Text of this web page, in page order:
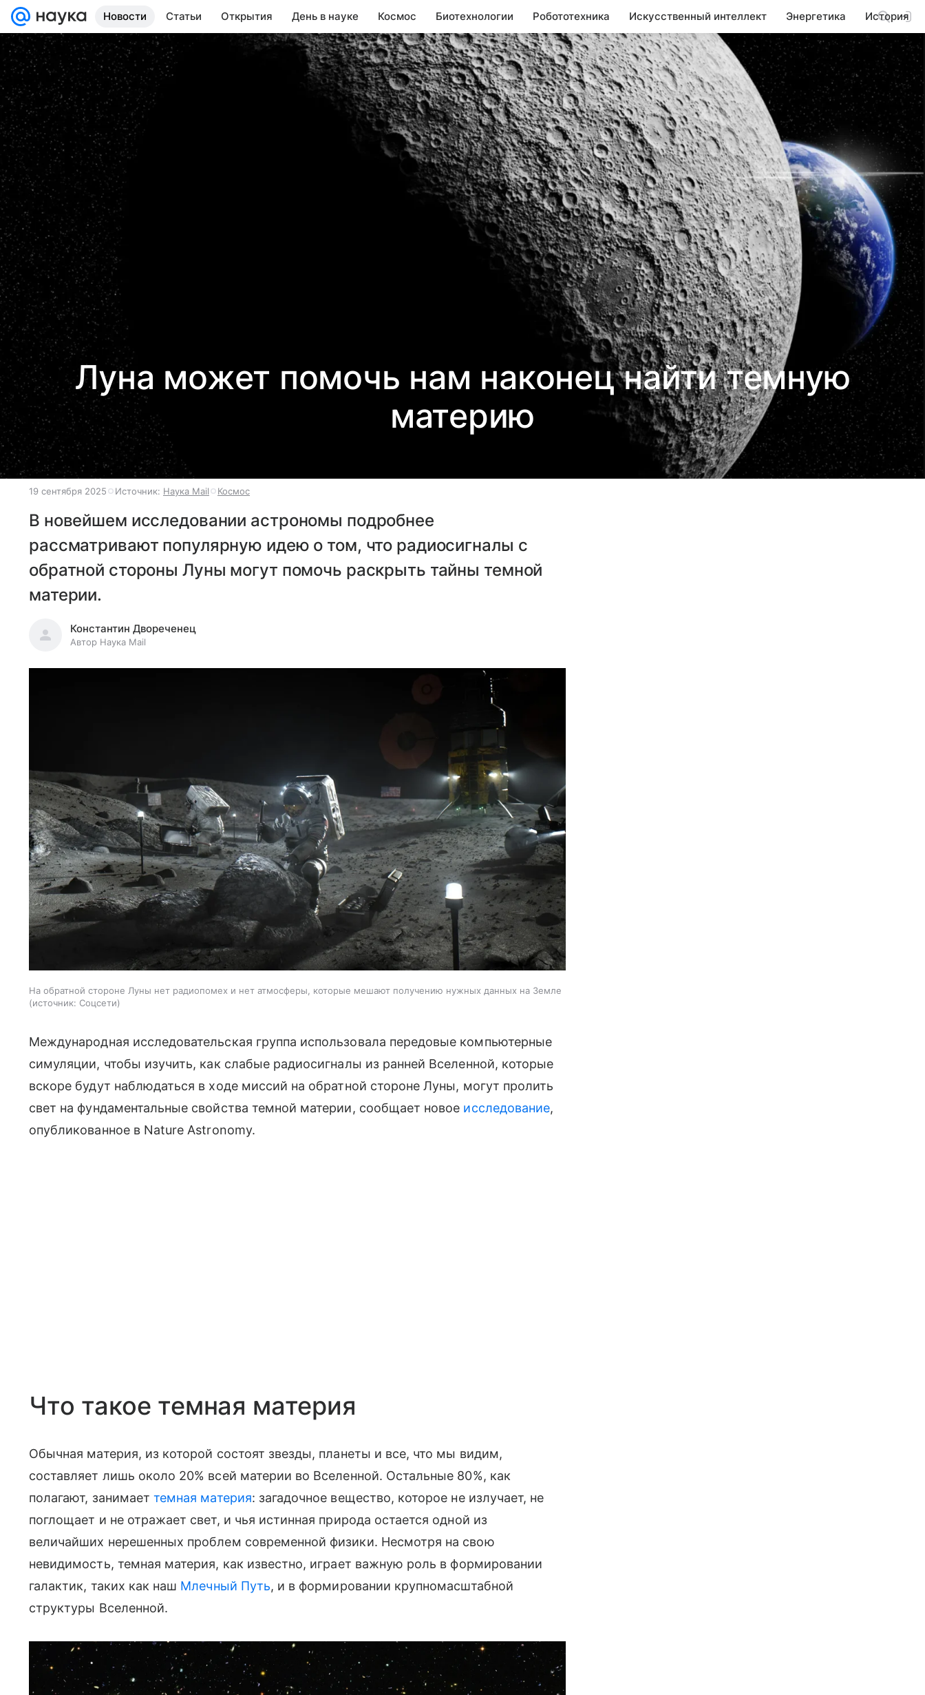
Новости Статьи Открытия День в науке Космос Биотехнологии Робототехника Искусственный интеллект Энергетика История
Луна может помочь нам наконец найти темную
материю
19 сентября 2025 Источник: Наука Mail Космос
В новейшем исследовании астрономы подробнее
рассматривают популярную идею о том, что радиосигналы с
обратной стороны Луны могут помочь раскрыть тайны темной
материи.
Константин Двореченец
Автор Наука Mail
На обратной стороне Луны нет радиопомех и нет атмосферы, которые мешают получению нужных данных на Земле
источник: Соцсети
Международная исследовательская группа использовала передовые компьютерные
симуляции, чтобы изучить, как слабые радиосигналы из ранней Вселенной, которые
вскоре будут наблюдаться в ходе миссий на обратной стороне Луны, могут пролить
свет на фундаментальные свойства темной материи, сообщает новое исследование,
опубликованное в Nature Astronomy.
Что такое темная материя
Обычная материя, из которой состоят звезды, планеты и все, что мы видим,
составляет лишь около 20% всей материи во Вселенной. Остальные 80%, как
полагают, занимаеттемная материя: загадочное вещество, которое не излучает, не
поглощает и не отражает свет, и чья истинная природа остается одной из
величайших нерешенных проблем современной физики. Несмотря на свою
невидимость, темная материя, как известно, играет важную роль в формировании
галактик, таких как наш Млечный Путь, и в формировании крупномасштабной
структуры Вселенной.